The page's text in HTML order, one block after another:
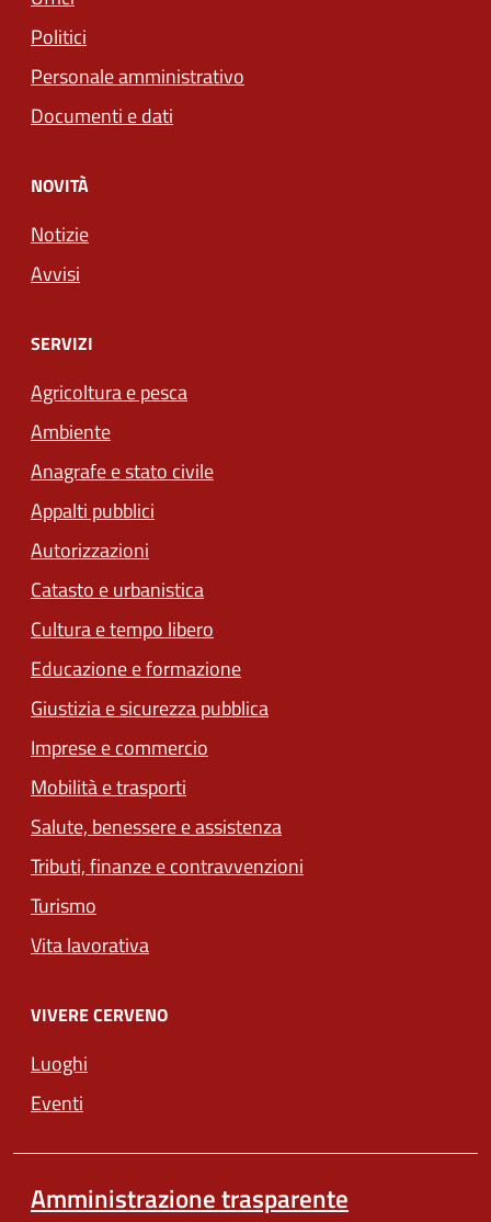
Politici
Personale amministrativo
Documenti e dati
NOVITÀ
Notizie
Avvisi
SERVIZI
Agricoltura e pesca
Ambiente
Anagrafe e stato civile
Appalti pubblici
Autorizzazioni
Catasto e urbanistica
Cultura e tempo libero
Educazione e formazione
Giustizia e sicurezza pubblica
Imprese e commercio
Mobilità e trasporti
Salute, benessere e assistenza
Tributi, finanze e contravvenzioni
Turismo
Vita lavorativa
VIVERE CERVENO
Luoghi
Eventi
Amministrazione trasparente